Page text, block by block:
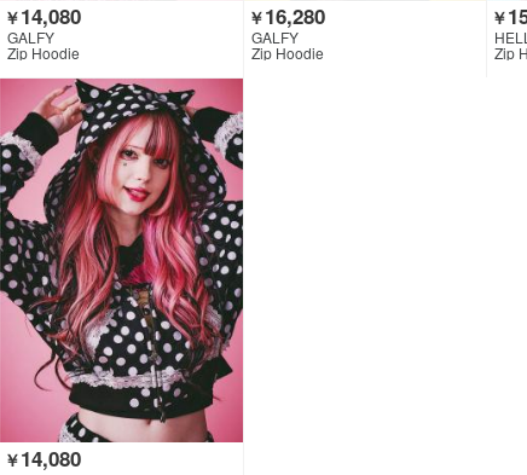
￥14,080
GALFY
Zip Hoodie
￥16,280
GALFY
Zip Hoodie
￥
Zip
￥14,080